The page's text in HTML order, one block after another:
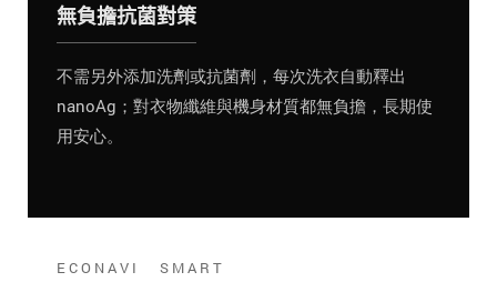
無負擔抗菌對策
不需另外添加洗劑或抗菌劑，每次洗衣自動釋出
nanoAg；對衣物纖維與機身材質都無負擔，長期使
用安心。
ECONAVI SMART